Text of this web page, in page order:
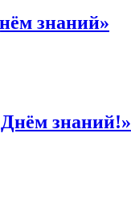
знаний»
знаний!»